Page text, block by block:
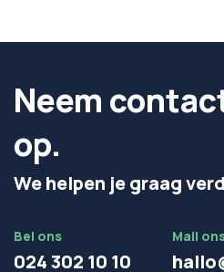
Neem
op.
We helpen je graag
Bel ons
024 302 10 10
Mail